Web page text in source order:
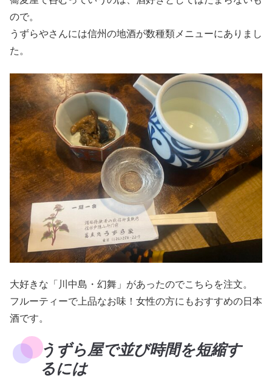
ので。
うずらやさんには信州の地酒が数種類メニューにありまし
た。
大好きな「川中島・幻舞」があったのでこちらを注文。
フルーティーで上品なお味！女性の方にもおすすめの日本
酒です。
うずら屋で並び時間を短縮す
るには